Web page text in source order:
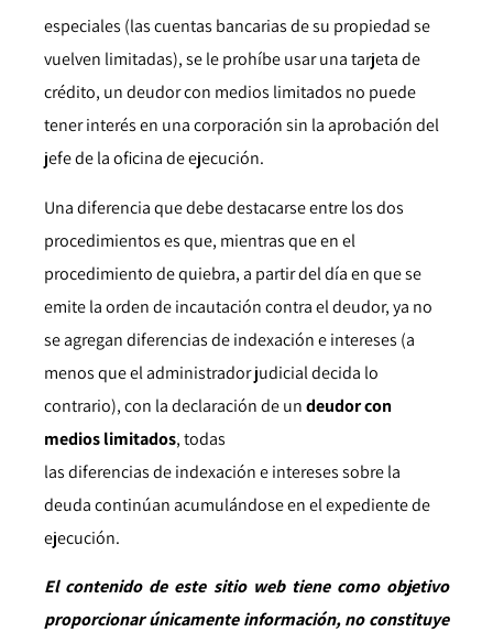
especiales (las cuentas bancarias de su propiedad se
vuelven limitadas), se le prohíbe usar una tarjeta de
crédito, un deudor con medios limitados no puede
tener interés en una corporación sin la aprobación del
jefe de la oficina de ejecución.
Una diferencia que debe destacarse entre los dos
procedimientos es que, mientras que en el
procedimiento de quiebra, a partir del día en que se
emite la orden de incautación contra el deudor, ya no
se agregan diferencias de indexación e intereses (a
menos que el administrador judicial decida lo
contrario), con la declaración de undeudor con
medios limitados, todas
las diferencias de indexación e intereses sobre la
deuda continúan acumulándose en el expediente de
ejecución.
El contenido de este sitio web tiene como objetivo
proporcionar únicamente información, no constituye